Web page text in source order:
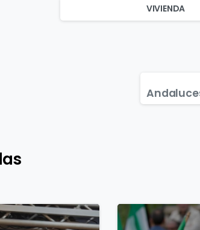
VIVIENDA
4